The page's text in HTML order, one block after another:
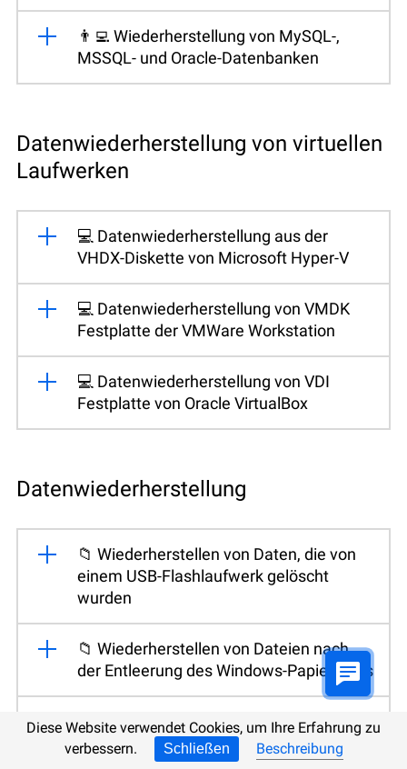
👨‍💻 Wiederherstellung von MySQL-,
MSSQL- und Oracle-Datenbanken
Datenwiederherstellung von virtuellen
Laufwerken
💻 Datenwiederherstellung aus der
VHDX-Diskette von Microsoft Hyper-V
💻 Datenwiederherstellung von VMDK
Festplatte der VMWare Workstation
💻 Datenwiederherstellung von VDI
Festplatte von Oracle VirtualBox
Datenwiederherstellung
📁 Wiederherstellen von Daten, die von
einem USB-Flashlaufwerk gelöscht
wurden
📁 Wiederherstellen von Dateien nach
der Entleerung des Windows-Papierkorbs
📁 Wiederherstellung von Dateien, die
von einer Speicherkarte gelöscht wurden
Diese Website verwendet Cookies, um Ihre Erfahrung zu
verbessern.
Schließen Beschreibung